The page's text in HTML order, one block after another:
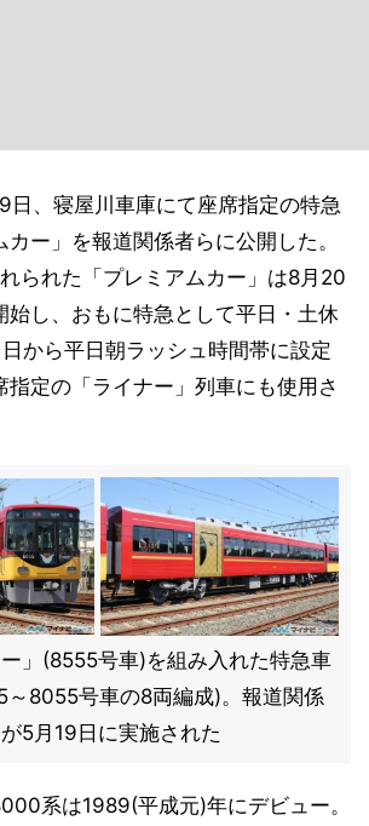
日、寝屋川車庫にて座席指定の特急
ー」を報道関係者らに公開した。
られた「プレミアムカー」は8月20
始し、おもに特急として平日・土休
から平日朝ラッシュ時間帯に設定
指定の「ライナー」列車にも使用さ
ー」(8555号車)を組み入れた特急車
8055号車の8両編成)。報道関係
5月19日に実施された
系は1989(平成元)年にデビュー。